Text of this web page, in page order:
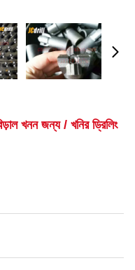
খনন জন্য / খনির ড্রিলিং